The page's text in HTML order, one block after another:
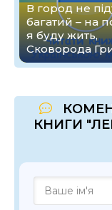
В город не
багатий – на
я буду жить,
Сковорода
КНИГИ